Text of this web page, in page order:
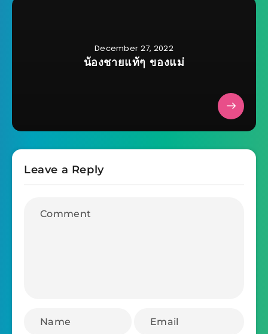
December 27, 2022
น้องชายแท้ๆ ของแม่
Leave a Reply